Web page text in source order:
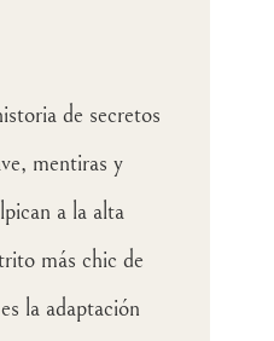
de secretos
mentiras y
a la alta
más chic de
la adaptación